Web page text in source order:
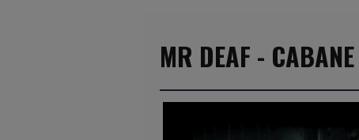
MR DEAF -